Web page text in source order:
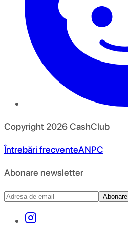
Copyright 2026CashClub
Întrebări frecventeANPC
Abonare newsletter
Abonare